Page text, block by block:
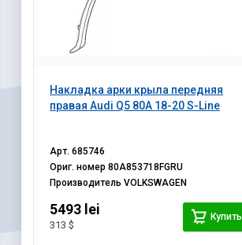
Накладка арки крыла передняя
правая Audi Q5 80A 18-20 S-Line
Арт.685746
Ориг. номер80A853718FGRU
ПроизводительVOLKSWAGEN
5493 lei
313 $
Купить